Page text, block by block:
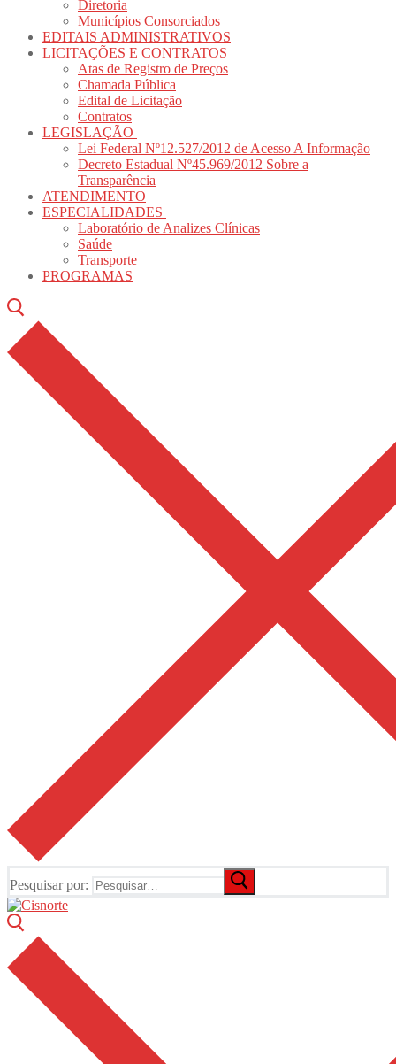
Diretoria
Municípios Consorciados
EDITAIS ADMINISTRATIVOS
LICITAÇÕES E CONTRATOS
Atas de Registro de Preços
Chamada Pública
Edital de Licitação
Contratos
LEGISLAÇÃO
Lei Federal Nº12.527/2012 de Acesso A Informação
Decreto Estadual Nº45.969/2012 Sobre a
Transparência
ATENDIMENTO
ESPECIALIDADES
Laboratório de Analizes Clínicas
Saúde
Transporte
PROGRAMAS
Pesquisar por: